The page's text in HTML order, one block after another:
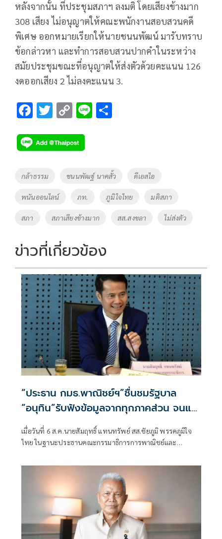
หลังจากนั้น ที่ประชุมสภาฯ ลงมติ โดยเสียงข้างมาก
308 เสียง ไม่อนุญาตให้คณะพนักงานสอบสวนคดี
พิเศษ ออกหมายเรียกให้นายชนนพัฒน์ มารับทราบ
ข้อกล่าวหา และทำการสอบสวนปากคำในระหว่าง
สมัยประชุมขณะที่อนุญาตให้ส่งตัวด้วยคะแนน 126
งดออกเสียง 2 ไม่ลงคะแนน 3.
F
e
b
o
k
T
tt
er
C
p
y
Li
k
Li
Tags
กล้าธรรม ชนนพัฒฐ์ นาคสั้ว ดีเอสไอ
พนันออนไลน์ ภท. ภูมิใจไทย มติสภา
สภา สภาเสียงข้างมาก สส.สงขลา ไม่ส่งตัว
ข่าวที่เกี่ยวข้อง
“ประธาน กมธ.พาณิชย์ฯ”ชื่นชมรัฐบาล
“อนุทิน”รับฟังข้อมูลจากทุกภาคส่วน จนแก้
ปัญหาภาคเกษตรได้ตรงจุด ดันราคาปาล์ม-
ยางพาราพุ่งขึ้นต่อเนื่อง เกษตรกรเริ่มยิ้มได้
เมื่อวันที่ 6 ส.ค.นายสัมฤทธิ์ แทนทรัพย์ สส.ชัยภูมิ พรรคภูมิใจ
ไทย ในฐานะประธานคณะกรรมาธิการการพาณิชย์และ
ราคาสินค้าเกษตรว่า ขณะนี้ภาพรวมถือว่าอยู่ในเกณฑ์ดี